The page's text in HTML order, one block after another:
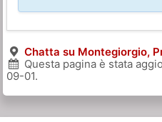
Chatta su Montegiorgio,
Questa pagina è stata
09-01.